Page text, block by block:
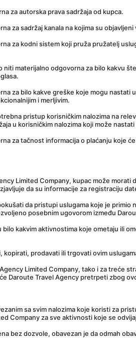
za autorska prava sadržaja od kupca.
za sadržaj kanala na kojima su
za kodni sistem koji pruža pružatelj
niti materijalno odgovorna za bilo kakvu
za bilo kakve greške koje mogu
i merljivim.
pristup korisničkim nalozima na
u korisničkim nalozima koji može
za tačnost informacija o plaćanju koje
Limited Company, kupac može
da su informacije za registraciju
da pristupi uslugama koje je
posebnim ugovorom između
kakvim aktivnostima koje ometaju ili
prodavati ili trgovati ovim
Limited Company, tako i za treće
Daroute Travel Agency pretrpeti zbog
sa svim nalozima koje koristi za
Company za sve aktivnosti koje se
bez dozvole, obavezan je da odmah